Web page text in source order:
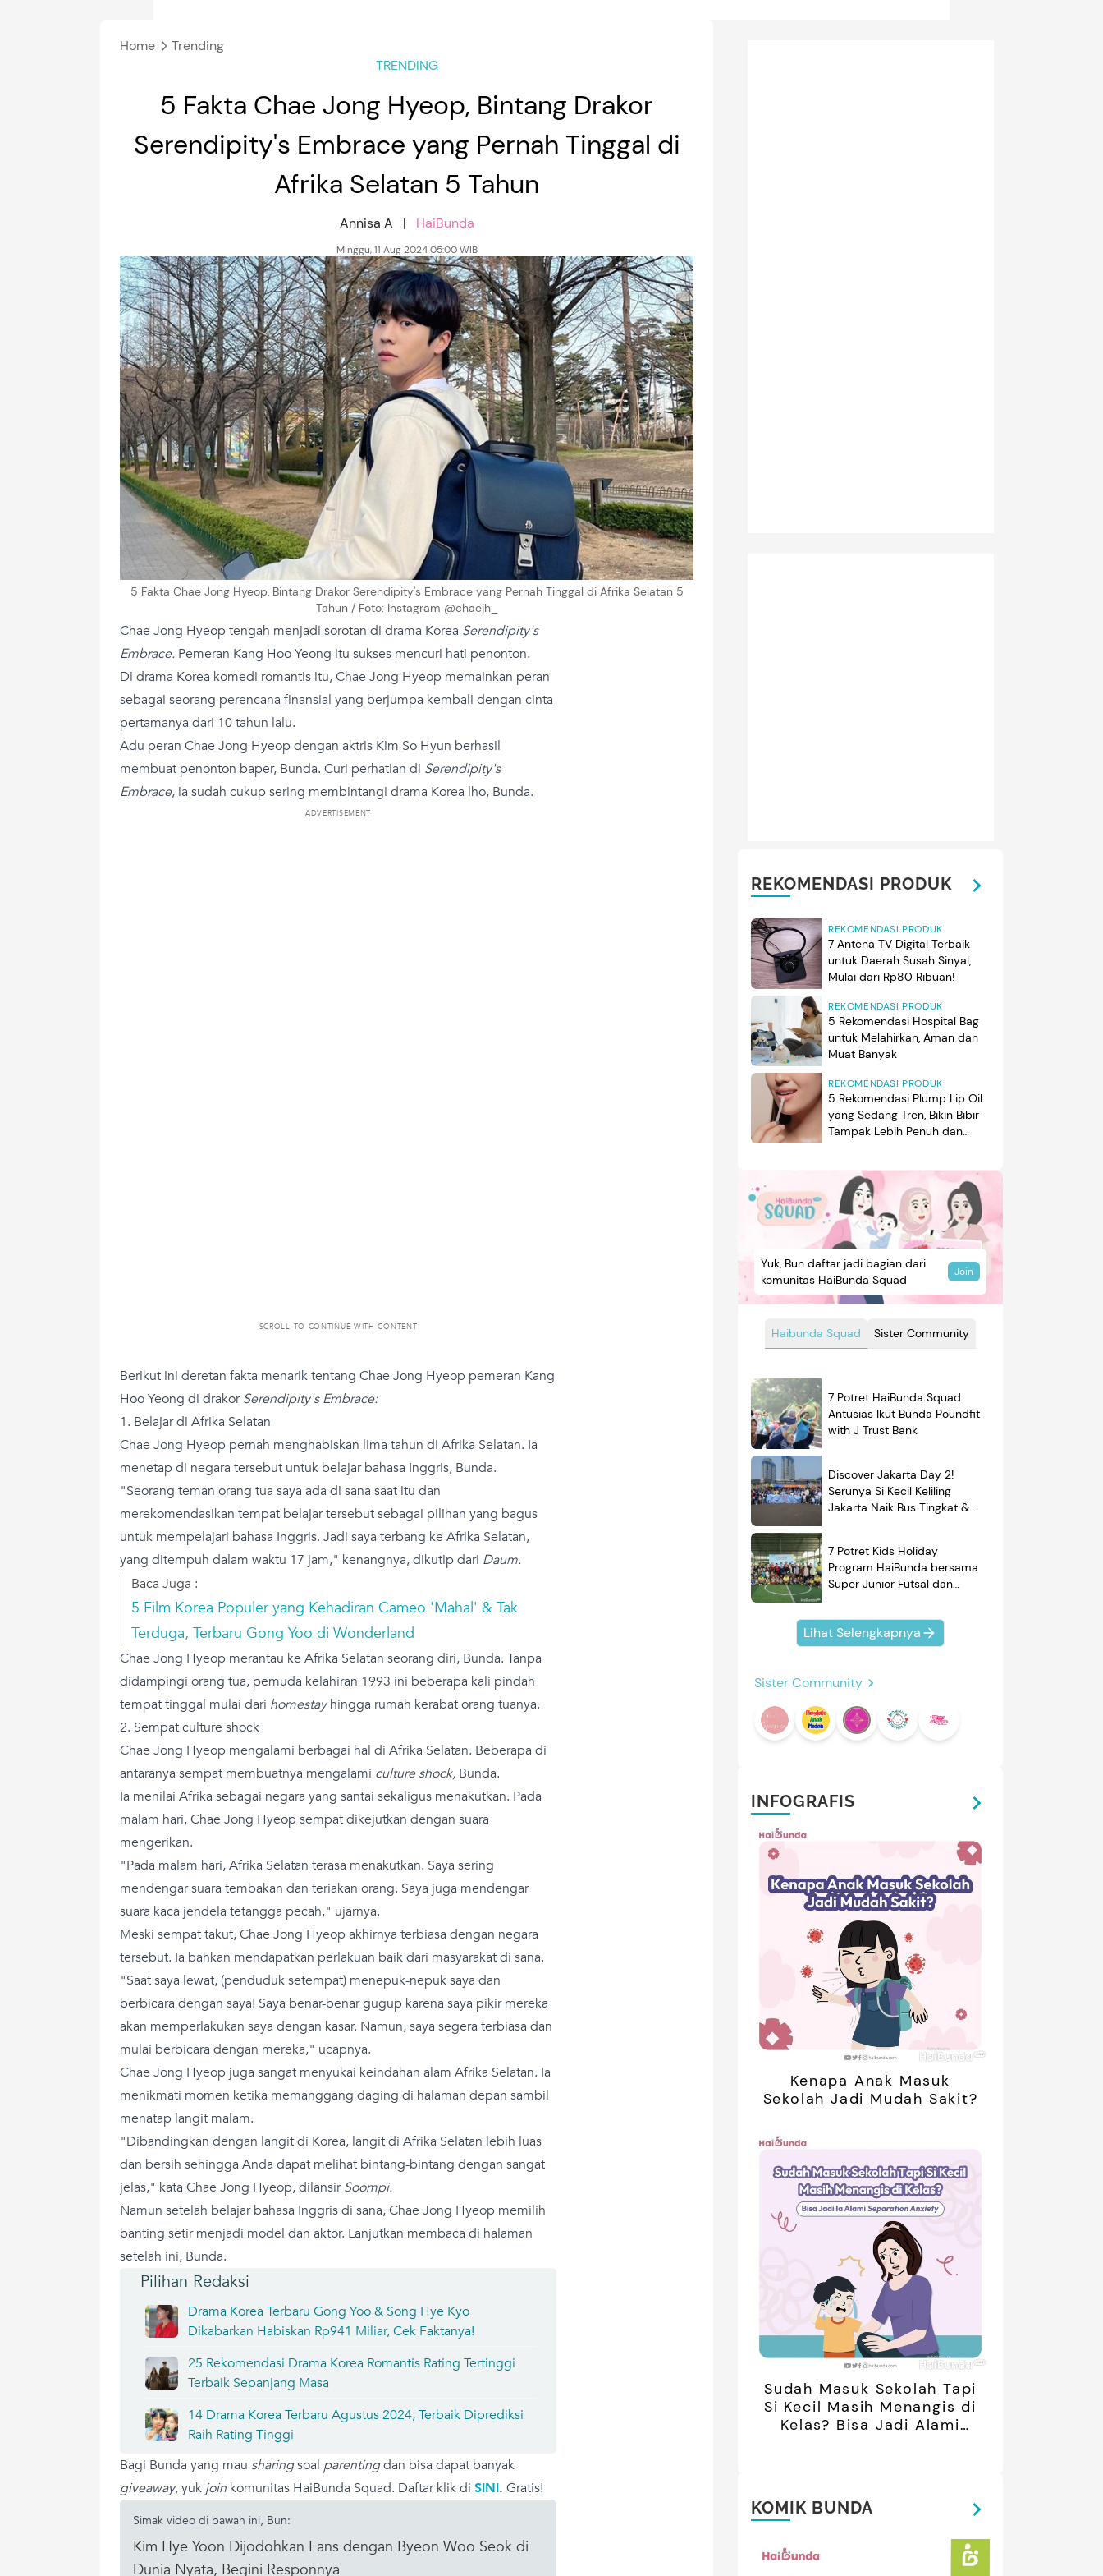
Home
Trending
TRENDING
5 Fakta Chae Jong Hyeop, Bintang Drakor
Serendipity's Embrace yang Pernah Tinggal di
Afrika Selatan 5 Tahun
Annisa A | HaiBunda
Minggu, 11 Aug 2024 05:00 WIB
5 Fakta Chae Jong Hyeop, Bintang Drakor Serendipity's Embrace yang Pernah Tinggal di Afrika Selatan 5
Tahun / Foto: Instagram @chaejh_
Chae Jong Hyeop tengah menjadi sorotan di drama Korea Serendipity's
Embrace. Pemeran Kang Hoo Yeong itu sukses mencuri hati penonton.
Di drama Korea komedi romantis itu, Chae Jong Hyeop memainkan peran
sebagai seorang perencana finansial yang berjumpa kembali dengan cinta
pertamanya dari 10 tahun lalu.
Adu peran Chae Jong Hyeop dengan aktris Kim So Hyun berhasil
membuat penonton baper, Bunda. Curi perhatian di Serendipity's
Embrace, ia sudah cukup sering membintangi drama Korea lho, Bunda.
ADVERTISEMENT
SCROLL TO CONTINUE WITH CONTENT
Berikut ini deretan fakta menarik tentang Chae Jong Hyeop pemeran Kang
Hoo Yeong di drakorSerendipity's Embrace:
1. Belajar di Afrika Selatan
Chae Jong Hyeop pernah menghabiskan lima tahun di Afrika Selatan. Ia
menetap di negara tersebut untuk belajar bahasa Inggris, Bunda.
"Seorang teman orang tua saya ada di sana saat itu dan
merekomendasikan tempat belajar tersebut sebagai pilihan yang bagus
untuk mempelajari bahasa Inggris. Jadi saya terbang ke Afrika Selatan,
yang ditempuh dalam waktu 17 jam," kenangnya, dikutip dari Daum.
Baca Juga :
5 Film Korea Populer yang Kehadiran Cameo 'Mahal' & Tak
Terduga, Terbaru Gong Yoo di Wonderland
Chae Jong Hyeop merantau ke Afrika Selatan seorang diri, Bunda. Tanpa
didampingi orang tua, pemuda kelahiran 1993 ini beberapa kali pindah
tempat tinggal mulai dari homestayhingga rumah kerabat orang tuanya.
2. Sempat culture shock
Chae Jong Hyeop mengalami berbagai hal di Afrika Selatan. Beberapa di
antaranya sempat membuatnya mengalami culture shock, Bunda.
Ia menilai Afrika sebagai negara yang santai sekaligus menakutkan. Pada
malam hari, Chae Jong Hyeop sempat dikejutkan dengan suara
mengerikan.
"Pada malam hari, Afrika Selatan terasa menakutkan. Saya sering
mendengar suara tembakan dan teriakan orang. Saya juga mendengar
suara kaca jendela tetangga pecah," ujarnya.
Meski sempat takut, Chae Jong Hyeop akhirnya terbiasa dengan negara
tersebut. Ia bahkan mendapatkan perlakuan baik dari masyarakat di sana.
"Saat saya lewat, (penduduk setempat) menepuk-nepuk saya dan
berbicara dengan saya! Saya benar-benar gugup karena saya pikir mereka
akan memperlakukan saya dengan kasar. Namun, saya segera terbiasa dan
mulai berbicara dengan mereka," ucapnya.
Chae Jong Hyeop juga sangat menyukai keindahan alam Afrika Selatan. Ia
menikmati momen ketika memanggang daging di halaman depan sambil
menatap langit malam.
"Dibandingkan dengan langit di Korea, langit di Afrika Selatan lebih luas
dan bersih sehingga Anda dapat melihat bintang-bintang dengan sangat
jelas," kata Chae Jong Hyeop, dilansirSoompi.
Namun setelah belajar bahasa Inggris di sana, Chae Jong Hyeop memilih
banting setir menjadi model dan aktor. Lanjutkan membaca di halaman
setelah ini, Bunda.
Pilihan Redaksi
Drama Korea Terbaru Gong Yoo & Song Hye Kyo
Dikabarkan Habiskan Rp941 Miliar, Cek Faktanya!
25 Rekomendasi Drama Korea Romantis Rating Tertinggi
Terbaik Sepanjang Masa
14 Drama Korea Terbaru Agustus 2024, Terbaik Diprediksi
Raih Rating Tinggi
Bagi Bunda yang mau sharingsoal parentingdan bisa dapat banyak
giveaway, yuk join komunitas HaiBunda Squad. Daftar klik di SINI. Gratis!
Simak video di bawah ini, Bun:
Kim Hye Yoon Dijodohkan Fans dengan Byeon Woo Seok di
Dunia Nyata, Begini Responnya
REKOMENDASI PRODUK
REKOMENDASI PRODUK
7 Antena TV Digital Terbaik
untuk Daerah Susah Sinyal,
Mulai dari Rp80 Ribuan!
REKOMENDASI PRODUK
5 Rekomendasi Hospital Bag
untuk Melahirkan, Aman dan
Muat Banyak
REKOMENDASI PRODUK
5 Rekomendasi Plump Lip Oil
yang Sedang Tren, Bikin Bibir
Tampak Lebih Penuh dan
Haibunda Squad Sister Community
Yuk, Bun daftar jadi bagian dari
komunitas HaiBunda Squad
Join
7 Potret HaiBunda Squad
Antusias Ikut Bunda Poundfit
with J Trust Bank
Discover Jakarta Day 2!
Serunya Si Kecil Keliling
Jakarta Naik Bus Tingkat &
7 Potret Kids Holiday
Program HaiBunda bersama
Super Junior Futsal dan
Kompak Banget!
Lihat Selengkapnya
Sister Community
INFOGRAFIS
Kenapa Anak Masuk
Sekolah Jadi Mudah Sakit?
Sudah Masuk Sekolah Tapi
Si Kecil Masih Menangis di
Kelas? Bisa Jadi Alami
KOMIK BUNDA